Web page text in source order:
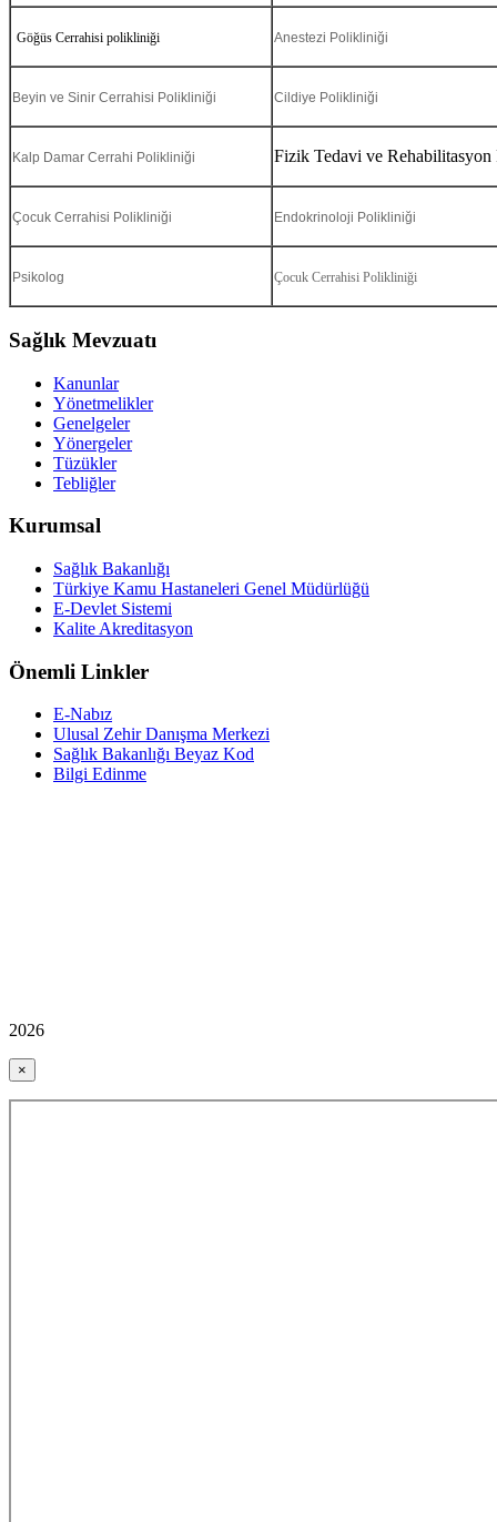
Göğüs Cerrahisi polikliniği Anestezi Polikliniği
Beyin ve Sinir Cerrahisi Polikliniği Cildiye Polikliniği
Kalp Damar Cerrahi Polikliniği Fizik Tedavi ve
Çocuk Cerrahisi Polikliniği Endokrinoloji Polikliniği
Psikolog Çocuk Cerrahisi Polikliniği
Sağlık Mevzuatı
Kanunlar
Yönetmelikler
Genelgeler
Yönergeler
Tüzükler
Tebliğler
Kurumsal
Sağlık Bakanlığı
Türkiye Kamu Hastaneleri Genel Müdürlüğü
E-Devlet Sistemi
Kalite Akreditasyon
Önemli Linkler
E-Nabız
Ulusal Zehir Danışma Merkezi
Sağlık Bakanlığı Beyaz Kod
Bilgi Edinme
2026
×